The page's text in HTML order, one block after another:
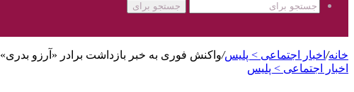
جستجو برای
خانه/ اخبار اجتماعی > پليس/واکنش فوری به خبر بازداشت برادر «آرزو بدری»
اخبار اجتماعی > پليس